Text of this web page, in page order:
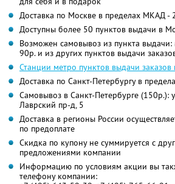
Доставка по Москве в пределах МКАД -
Доступны более 50 пунктов выдачи в
Возможен самовывоз из пункта выдачи:
90р. и из других пунктов выдачи
Станции метро пунктов выдачи заказов
Доставка по Санкт-Петербургу в
Самовывоз в Санкт-Петербурге (150р.):
Лаврский пр-д, 5
Доставка в регионы России
по предоплате
Скидка по купону не суммируется с
предложениями компании
Информацию по условиям акции вы
телефону компании: